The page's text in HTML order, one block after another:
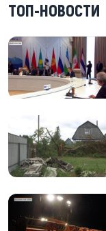
ТОП-НОВОСТИ